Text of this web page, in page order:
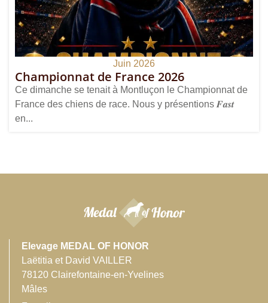
Juin 2026
Championnat de France 2026
Ce dimanche se tenait à Montluçon le Championnat de
France des chiens de race. Nous y présentions 𝑭𝒂𝒔𝒕
en...
Elevage MEDAL OF HONOR
Laëtitia et David VAILLER
78120 Clairefontaine-en-Yvelines
Mâles